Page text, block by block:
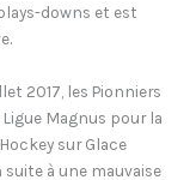
downs et est
2017, les Pionniers
Magnus pour la
sur Glace
à une mauvaise